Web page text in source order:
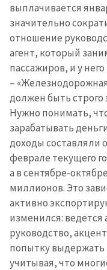
выплачивается
значительно
отношение
агент, который
пассажиров, и у
–
должен быть
Нужно понимать,
зарабатывать
доходы составляли
феврале текущего
а в сентябре-
миллионов. Это
активно
изменился: ведется
руководство,
попытку выдержать
учитывая, что